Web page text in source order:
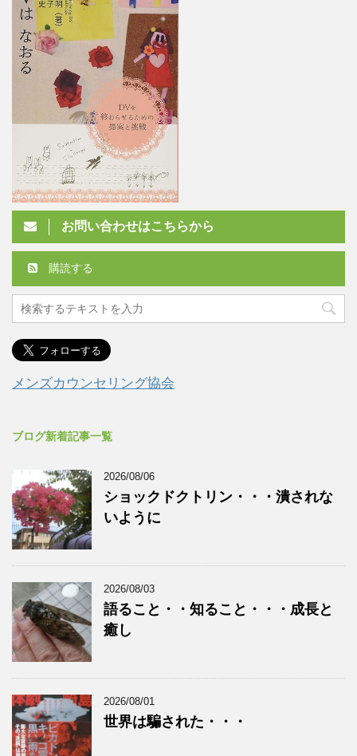
お問い合わせはこちらから
購読する
メンズカウンセリング協会
ブログ新着記事一覧
2026/08/06
ショックドクトリン・・・潰されな
いように
2026/08/03
語ること・・知ること・・・成長と
癒し
2026/08/01
世界は騙された・・・